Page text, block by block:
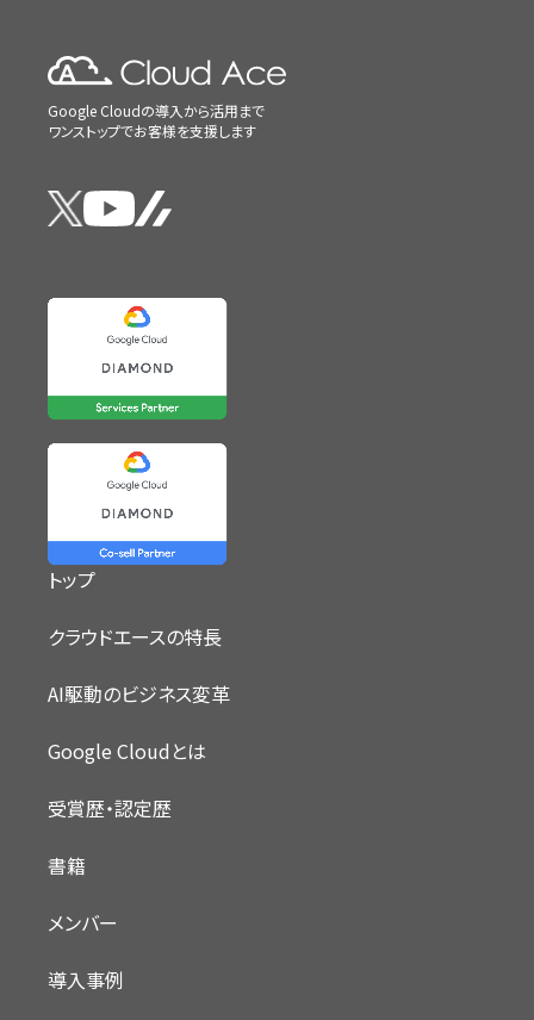
Google Cloudの導入から活用まで
ワンストップでお客様を支援します
トップ
クラウドエースの特長
AI駆動のビジネス変革
Google Cloudとは
受賞歴・認定歴
書籍
メンバー
導入事例